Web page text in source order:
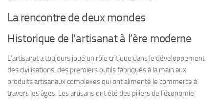
La rencontre de deux mondes
Historique de l’artisanat à l’ère moderne
L’artisanat a toujours joué un rôle critique dans le développement
des civilisations, des premiers outils fabriqués à la main aux
produits artisanaux complexes qui ont alimenté le commerce à
travers les âges. Les artisans ont été des piliers de l’économie